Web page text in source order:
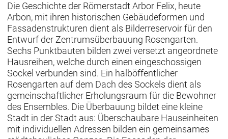
Die Geschichte der Römerstadt Arbor Felix, heute
Arbon, mit ihren historischen Gebäudeformen und
Fassadenstrukturen dient als Bilderreservoir für den
Entwurf der Zentrumsüberbauung Rosengarten.
Sechs Punktbauten bilden zwei versetzt angeordnete
Hausreihen, welche durch einen eingeschossigen
Sockel verbunden sind. Ein halböffentlicher
Rosengarten auf dem Dach des Sockels dient als
gemeinschaftlicher Erholungsraum für die Bewohner
des Ensembles. Die Überbauung bildet eine kleine
Stadt in der Stadt aus: Überschaubare Hauseinheiten
mit individuellen Adressen bilden ein gemeinsames